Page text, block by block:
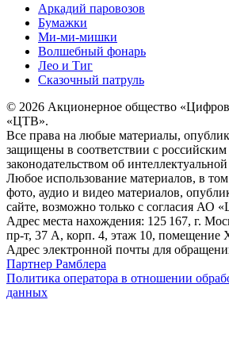
Аркадий паровозов
Бумажки
Ми-ми-мишки
Волшебный фонарь
Лео и Тиг
Сказочный патруль
© 2026 Акционерное общество
«ЦТВ».
Все права на любые материалы,
защищены в соответствии с
законодательством об
Любое использование материалов, в
фото, аудио и видео материалов,
сайте, возможно только с согласия АО
Адрес места нахождения: 125 167, г.
пр-т, 37 А, корп. 4, этаж 10, помещение
Адрес электронной почты для
Партнер Рамблера
Политика оператора в отношении
данных